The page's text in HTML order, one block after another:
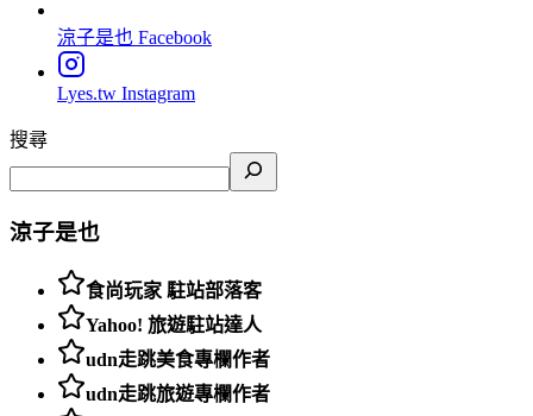
涼子是也 Facebook
Lyes.tw Instagram
搜尋
涼子是也
食尚玩家 駐站部落客
Yahoo! 旅遊駐站達人
udn走跳美食專欄作者
udn走跳旅遊專欄作者